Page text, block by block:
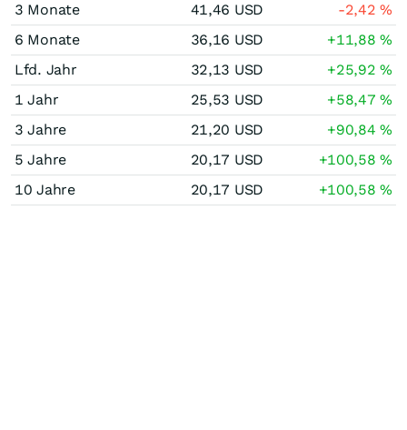
3 Monate
41,46 USD -2,42%
6 Monate
36,16 USD +11,88%
Lfd. Jahr
32,13 USD +25,92%
1 Jahr
25,53 USD +58,47%
3 Jahre
21,20 USD +90,84%
5 Jahre
20,17 USD +100,58%
10 Jahre
20,17 USD +100,58%